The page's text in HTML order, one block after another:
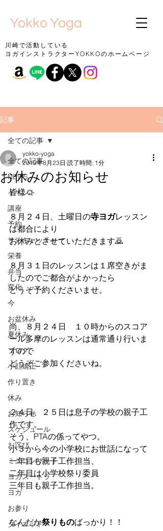
Yokko Yoga
川崎で活動している
ヨガインストラクターYOKKOのホームページ
記事
全ての記事
NEWS
イベント
講座
予約
サンキャッチャー
栄養
弁当
変化
今
お盆休み
夏休み
ブログ
小顔矯正
作り置き
休み
お知らせ
スケジュール
お詫び
ミニコンサート
ヨガスートラ
ヨガ
お参り
ダイエット
全ての記事
お休みのお知らせ
yokko-yoga
2019年8月23日 読了時間: 1分
皆様☺
８月２４日、土曜日の寺ヨガレッスン
は都合により
お休みとさせていただきます🙇
８月３１日のレッスンは１席空きがま
したのでご都合がよかったら
どうぞ予約くださいませ。
尚、８月２４日　１０時からのスコア
ール多摩のレッスンは通常通り行いま
すので
どうぞご参加くださいね。
２４日、２５日は息子の学校の親子工
作です。
そう、PTAの係ってやつ。
小３から今の小学校にお世話になって
一年目も親子工作担当、
二年目は小学校祭り委員
三年目も親子工作担当。
なんだか祭りものばっかり！！